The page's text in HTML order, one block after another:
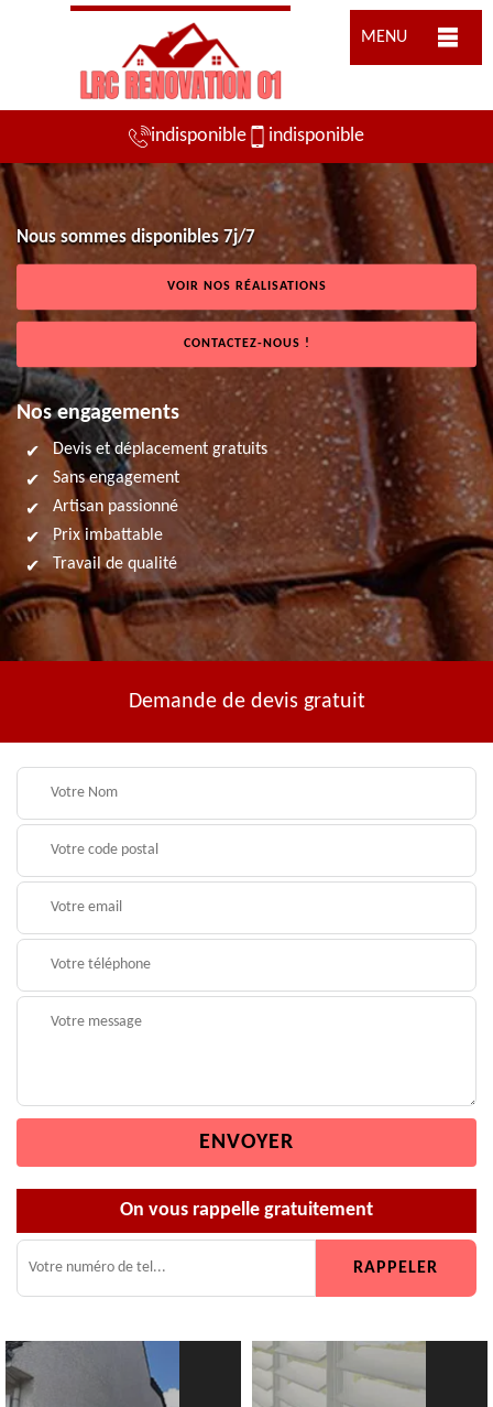
MENU
indisponible indisponible
Nous sommes disponibles 7j/7
VOIR NOS RÉALISATIONS
CONTACTEZ-NOUS !
Nos engagements
Devis et déplacement gratuits
Sans engagement
Artisan passionné
Prix imbattable
Travail de qualité
Demande de devis gratuit
On vous rappelle gratuitement